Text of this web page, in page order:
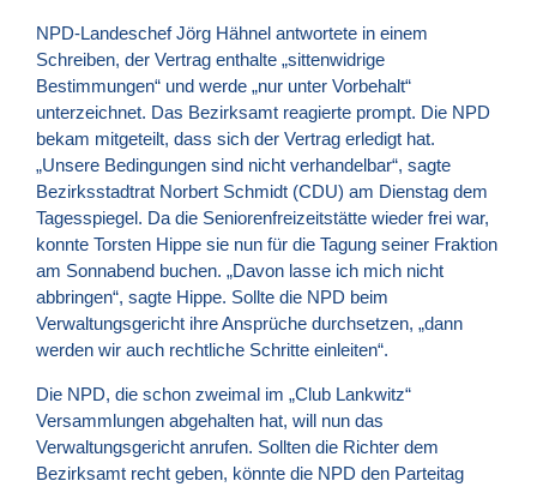
NPD-Landeschef Jörg Hähnel antwortete in einem
Schreiben, der Vertrag enthalte „sittenwidrige
Bestimmungen“ und werde „nur unter Vorbehalt“
unterzeichnet. Das Bezirksamt reagierte prompt. Die NPD
bekam mitgeteilt, dass sich der Vertrag erledigt hat.
„Unsere Bedingungen sind nicht verhandelbar“, sagte
Bezirksstadtrat Norbert Schmidt (CDU) am Dienstag dem
Tagesspiegel. Da die Seniorenfreizeitstätte wieder frei war,
konnte Torsten Hippe sie nun für die Tagung seiner Fraktion
am Sonnabend buchen. „Davon lasse ich mich nicht
abbringen“, sagte Hippe. Sollte die NPD beim
Verwaltungsgericht ihre Ansprüche durchsetzen, „dann
werden wir auch rechtliche Schritte einleiten“.
Die NPD, die schon zweimal im „Club Lankwitz“
Versammlungen abgehalten hat, will nun das
Verwaltungsgericht anrufen. Sollten die Richter dem
Bezirksamt recht geben, könnte die NPD den Parteitag